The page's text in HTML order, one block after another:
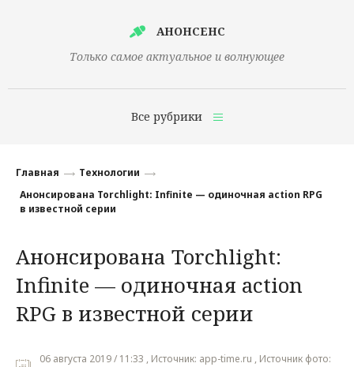
АНОНСЕНС
Только самое актуальное и волнующее
Все рубрики
Финансы
Наука
Культура
Общество
Главная
Технологии
Анонсирована Torchlight: Infinite — одиночная action RPG
в известной серии
Анонсирована Torchlight:
Infinite — одиночная action
RPG в известной серии
06 августа 2019 / 11:33 , Источник: app-time.ru , Источник фото: